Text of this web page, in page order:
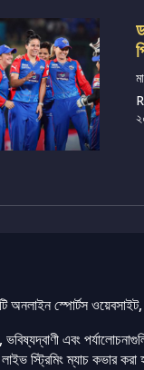
স্পোর্টস ওয়েবসাইট,
এবং
স্ট্রিমিং ম্যাচ কভার করা